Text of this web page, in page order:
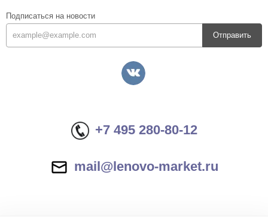
Подписаться на новости
Отправить
+7 495 280-80-12
mail@lenovo-market.ru